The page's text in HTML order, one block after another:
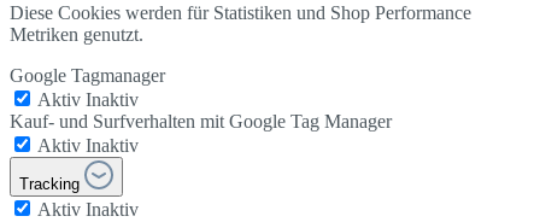
Diese Cookies werden für Statistiken und Shop Performance
Metriken genutzt.
Google Tagmanager
Aktiv Inaktiv
Kauf- und Surfverhalten mit Google Tag Manager
Aktiv Inaktiv
Tracking
Aktiv Inaktiv